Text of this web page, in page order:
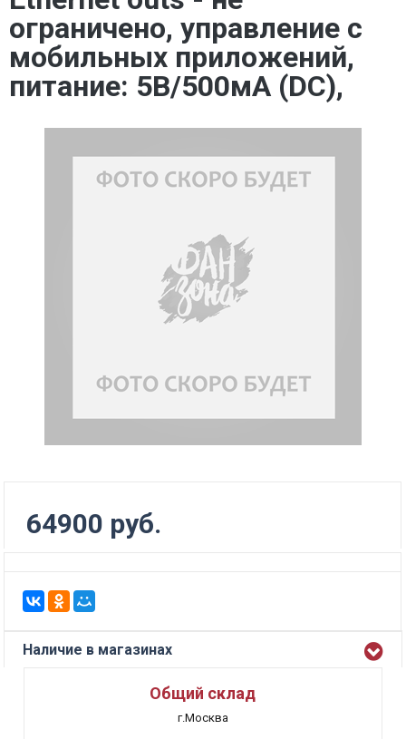
ограничено, управление с
мобильных приложений,
питание: 5В/500мА (DC),
64900 руб.
Наличие в магазинах
Общий склад
г.Москва